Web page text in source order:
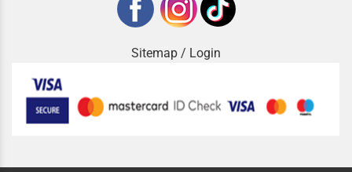
Sitemap / Login